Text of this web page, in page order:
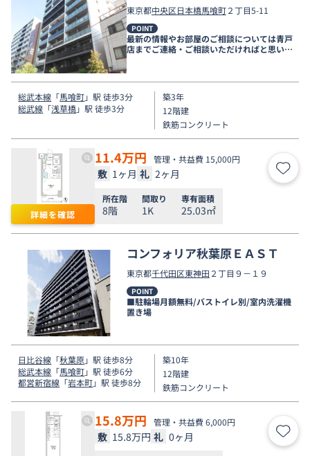
東京都中央区日本橋馬喰町２丁目5-11
POINT
最新の情報やお部屋のご相談については青戸
店までご連絡・ご相談いただければと思いま
す。
総武本線 「馬喰町」駅 徒歩3分
総武線 「浅草橋」駅 徒歩3分
築3年
12階建
鉄筋コンクリート
詳細を確認
11.4万円 管理・共益費 15,000円
敷 1ヶ月 礼 2ヶ月 お気
所在階
8階
間取り
1K
専有面積
25.03㎡
コンフォリア秋葉原ＥＡＳＴ
東京都千代田区東神田 ２丁目９－１９
POINT
■駐輪場月額無料/バストイレ別/室内洗濯機
置き場
日比谷線 「秋葉原」駅 徒歩8分
総武本線 「馬喰町」駅 徒歩6分
都営新宿線 「岩本町」駅 徒歩8分
築10年
12階建
鉄筋コンクリート
15.8万円 管理・共益費 6,000円
敷 15.8万円 礼 0ヶ月 お気